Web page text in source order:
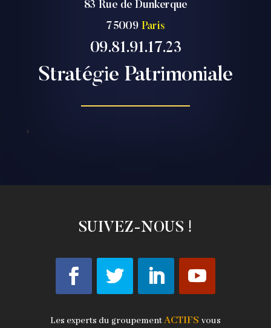
83 Rue de Dunkerque
75009 Paris
09.81.91.17.23
Stratégie Patrimoniale
SUIVEZ-NOUS !
Les experts du groupementACTIFS vous